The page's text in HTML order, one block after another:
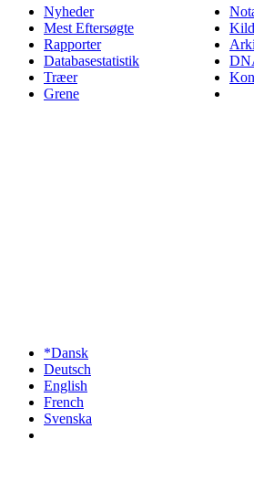
Nyheder
Mest Eftersøgte
Rapporter
Databasestatistik
Træer
Grene
*Dansk
Deutsch
English
French
Svenska